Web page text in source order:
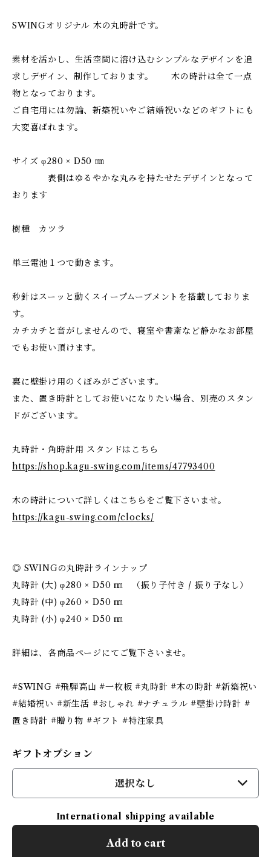
SWINGオリジナル 木の丸時計です。
素材を活かし、生活空間に溶け込むシンプルなデザインを追
求しデザイン、制作しております。 木の時計は全て一点
物となっております。
ご自宅用には勿論、新築祝いやご結婚祝いなどのギフトにも
大変喜ばれます。
サイズ φ280 × D50 ㎜
表側はゆるやかな丸みを持たせたデザインとなって
おります
樹種 カツラ
単三電池１つで動きます。
秒針はスーッと動くスイープムーブメントを搭載しておりま
す。
カチカチと音がしませんので、寝室や書斎など静かなお部屋
でもお使い頂けます。
裏に壁掛け用のくぼみがございます。
また、置き時計としてお使いになりたい場合、別売のスタン
ドがございます。
丸時計・角時計用 スタンドはこちら
https://shop.kagu-swing.com/items/47793400
木の時計について詳しくはこちらをご覧下さいませ。
https://kagu-swing.com/clocks/
◎ SWINGの丸時計ラインナップ
丸時計 (大) φ280 × D50 ㎜ （振り子付き / 振り子なし）
丸時計 (中) φ260 × D50 ㎜
丸時計 (小) φ240 × D50 ㎜
詳細は、各商品ページにてご覧下さいませ。
#SWING #飛騨高山 #一枚板 #丸時計 #木の時計 #新築祝い
#結婚祝い #新生活 #おしゃれ #ナチュラル #壁掛け時計 #
置き時計 #贈り物 #ギフト #特注家具
ギフトオプション
選択なし
International shipping available
Add to cart